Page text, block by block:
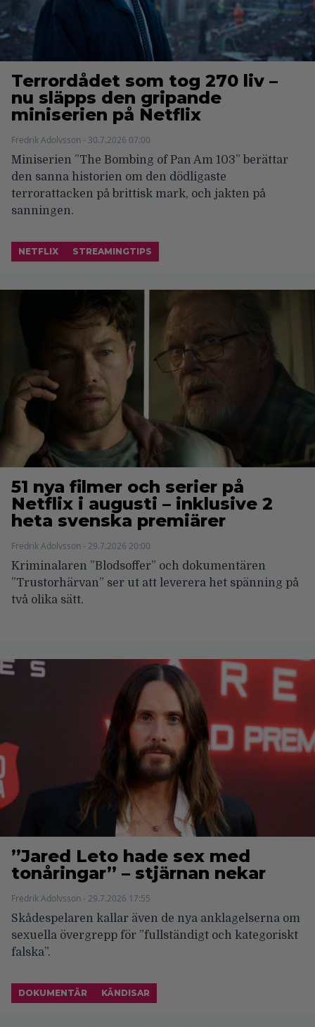
Terrordådet som tog 270 liv –
nu släpps den gripande
miniserien på Netflix
Fredrik Adolvsson - 30.7.2026 07:00
Miniserien ”The Bombing of Pan Am 103” berättar
den sanna historien om den dödligaste
terrorattacken på brittisk mark, och jakten på
sanningen.
NETFLIX STREAMINGTIPS
51 nya filmer och serier på
Netflix i augusti – inklusive 2
heta svenska premiärer
Fredrik Adolvsson - 29.7.2026 20:00
Kriminalaren ”Blodsoffer” och dokumentären
”Trustorhärvan” ser ut att leverera het spänning på
två olika sätt.
”Jared Leto hade sex med
tonåringar” – stjärnan nekar
Fredrik Adolvsson - 29.7.2026 17:55
Skådespelaren kallar även de nya anklagelserna om
sexuella övergrepp för ”fullständigt och kategoriskt
falska”.
DOKUMENTÄR KÄNDISAR